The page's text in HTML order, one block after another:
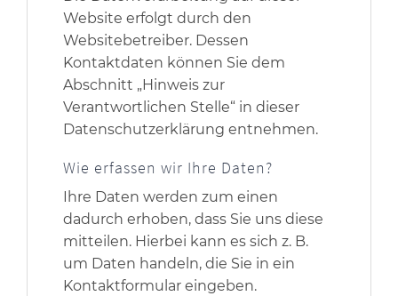
Website erfolgt durch den
Websitebetreiber. Dessen
Kontaktdaten können Sie dem
Abschnitt „Hinweis zur
Verantwortlichen Stelle“ in dieser
Datenschutzerklärung entnehmen.
Wie erfassen wir Ihre Daten?
Ihre Daten werden zum einen
dadurch erhoben, dass Sie uns diese
mitteilen. Hierbei kann es sich z. B.
um Daten handeln, die Sie in ein
Kontaktformular eingeben.